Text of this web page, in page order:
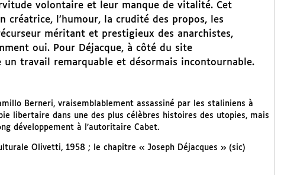
volontaire et leur manque de vitalité. Cet
l’humour, la crudité des propos, les
méritant et prestigieux des anarchistes,
oui. Pour Déjacque, à côté du site
travail remarquable et désormais incontournable.
Berneri, vraisemblablement assassiné par les staliniens à
libertaire dans une des plus célèbres histoires des utopies, mais
développement à l’autoritaire Cabet.
Olivetti, 1958 ; le chapitre « Joseph Déjacques » (sic)